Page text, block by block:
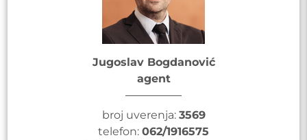
Jugoslav Bogdanović
agent
broj uverenja: 3569
telefon: 062/1916575